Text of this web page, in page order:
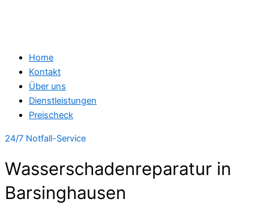
Home
Kontakt
Über uns
Dienstleistungen
Preischeck
24/7 Notfall-Service
Wasserschadenreparatur in
Barsinghausen